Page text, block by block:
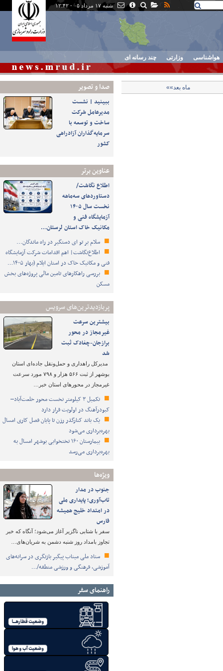
شنبه ۱۷ مرداد ۰۵ - ۱۲:۴۲
هواشناسی وزارتی چند رسانه ای
صدا و تصوير
ببینید | نشست
مدیرعامل شرکت
ساخت و توسعه با
سرمایه‌گذاران آزادراهی
کشور
عناوین برتر
اطلاع نگاشت/
دستاوردهای سه‌ماهه
نخست سال ۱۴۰۵
آزمایشگاه فنی و
مکانیک خاک استان لرستان…
سلام بر تو ای دستگیر در راه ماندگان...
اطلاع‌نگاشت| اهم اقدامات شرکت آزمایشگاه
فنی و مکانیک خاک در استان ایلام (بهار ۱۴۰۵…
بررسی راهکارهای تامین مالی پروژه‌های بخش
مسکن
پربازدیدترین‌های سرویس
بیشترین سرعت
غیرمجاز در محور
برازجان-چغادک ثبت
شد
مدیرکل راهداری و حمل‌ونقل جاده‌ای استان
بوشهر از ثبت ۵۶۶ هزار و ۷۹۸ مورد سرعت
غیرمجاز در محورهای استان خبر…
تکمیل ۳ کیلومتر نخست محور خلعت‌آباد–
کبودرآهنگ در اولویت قرار دارد
یک باند کنارگذر رزن تا پایان فصل کاری امسال
بهره‌برداری می‌شود
بیمارستان ۱۶۰ تختخوابی بوشهر امسال به
بهره‌برداری می‌رسد
ویژه‌ها
جنوب در مدار
تاب‌آوری؛ پایداری ملی
در امتداد خلیج همیشه
فارس
سفر با شتابی ناگزیر آغاز می‌شود؛ آنگاه که خبر
تجاوز بامداد روز شنبه دشمن به شریان‌های…
ستاد ملی میناب پیگیر بازنگری در سرانه‌های
آموزشی، فرهنگی و ورزشی منطقه/…
راهنمای سفر
ماه بعد»»